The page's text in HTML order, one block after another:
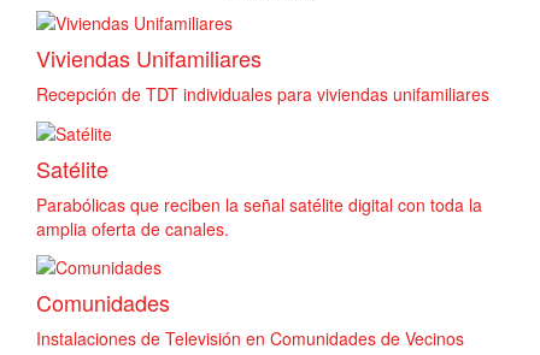
Viviendas Unifamiliares
Recepción de TDT individuales para viviendas unifamiliares
Satélite
Parabólicas que reciben la señal satélite digital con toda la
amplia oferta de canales.
Comunidades
Instalaciones de Televisión en Comunidades de Vecinos